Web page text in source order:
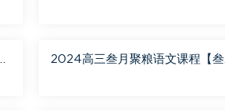
2024高三叁月聚粮语文课程【叁